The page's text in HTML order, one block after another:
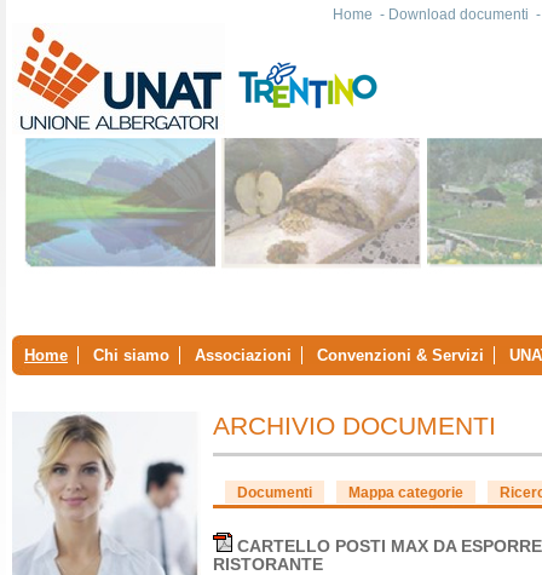
Home - Download documenti
Home Chi siamo Associazioni Convenzioni & Servizi
ARCHIVIO DOCUMENTI
Documenti Mappa categorie
CARTELLO POSTI MAX DA
RISTORANTE